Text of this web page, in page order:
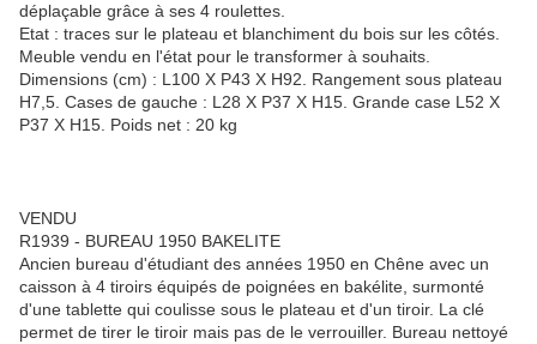
déplaçable grâce à ses 4 roulettes.
Etat : traces sur le plateau et blanchiment du bois sur les côtés.
Meuble vendu en l'état pour le transformer à souhaits.
Dimensions (cm) : L100 X P43 X H92. Rangement sous plateau
H7,5. Cases de gauche : L28 X P37 X H15. Grande case L52 X
P37 X H15. Poids net : 20 kg
VENDU
R1939 - BUREAU 1950 BAKELITE
Ancien bureau d'étudiant des années 1950 en Chêne avec un
caisson à 4 tiroirs équipés de poignées en bakélite, surmonté
d'une tablette qui coulisse sous le plateau et d'un tiroir. La clé
permet de tirer le tiroir mais pas de le verrouiller. Bureau nettoyé